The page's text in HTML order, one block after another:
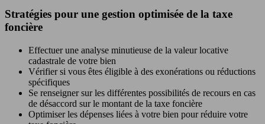
Stratégies pour une gestion optimisée de la taxe
foncière
Effectuer une analyse minutieuse de la valeur locative
cadastrale de votre bien
Vérifier si vous êtes éligible à des exonérations ou réductions
spécifiques
Se renseigner sur les différentes possibilités de recours en cas
de désaccord sur le montant de la taxe foncière
Optimiser les dépenses liées à votre bien pour réduire votre